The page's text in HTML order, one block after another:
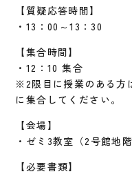
【質疑応答時間】
・13：00～13：30
【集合時間】
・12：10 集合
※2限目に授業のある方
に集合してください。
【会場】
・ゼミ3教室（2号館地階
【必要書類】